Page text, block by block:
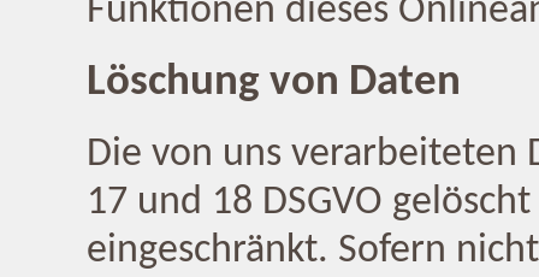
Funktionen dieses
Löschung von Daten
Die von uns verarbeiteten
17 und 18 DSGVO
eingeschränkt. Sofern